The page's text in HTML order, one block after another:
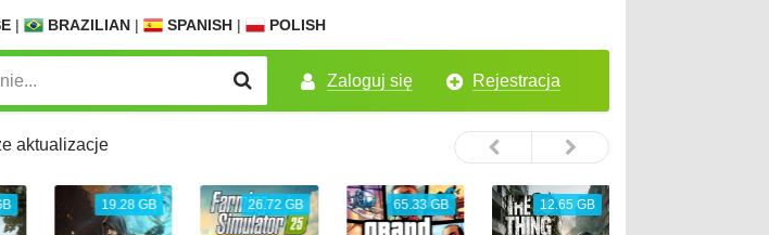
| BRAZILIAN | SPANISH | POLISH
Zaloguj się Rejestracja
aktualizacje
19.28 GB 26.72 GB 65.33 GB 12.65 GB